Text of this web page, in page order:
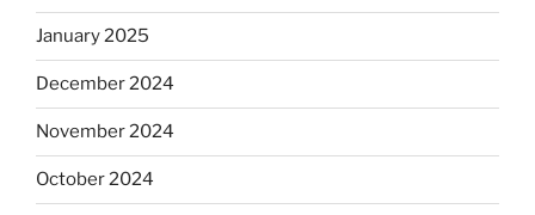
January 2025
December 2024
November 2024
October 2024